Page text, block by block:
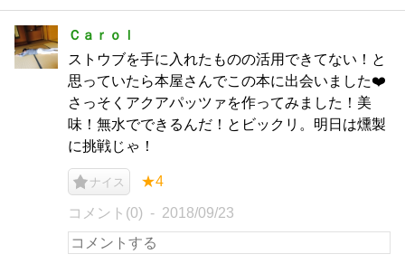
Ｃａｒｏｌ
ストウブを手に入れたものの活用できてない！と
思っていたら本屋さんでこの本に出会いました❤️
さっそくアクアパッツァを作ってみました！美
味！無水でできるんだ！とビックリ。明日は燻製
に挑戦じゃ！
ナイス ★4
コメント(0) 2018/09/23